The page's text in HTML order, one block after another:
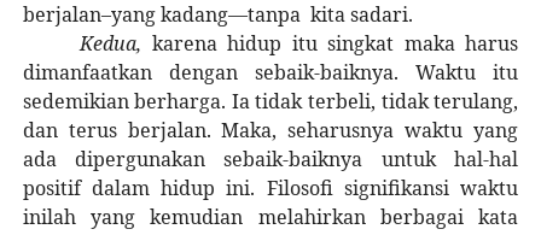
berjalan–yang kadang—tanpa kita sadari.
Kedua, karena hidup itu singkat maka harus
dimanfaatkan dengan sebaik-baiknya. Waktu itu
sedemikian berharga. Ia tidak terbeli, tidak terulang,
dan terus berjalan. Maka, seharusnya waktu yang
ada dipergunakan sebaik-baiknya untuk hal-hal
positif dalam hidup ini. Filosofi signifikansi waktu
inilah yang kemudian melahirkan berbagai kata